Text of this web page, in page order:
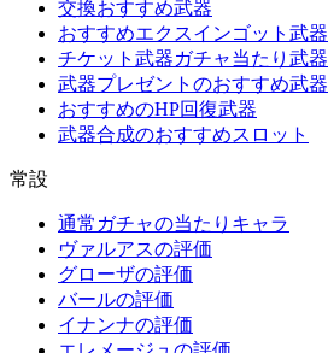
交換おすすめ武器
おすすめエクスインゴット武器
チケット武器ガチャ当たり武器
武器プレゼントのおすすめ武器
おすすめのHP回復武器
武器合成のおすすめスロット
常設
通常ガチャの当たりキャラ
ヴァルアスの評価
グローザの評価
バールの評価
イナンナの評価